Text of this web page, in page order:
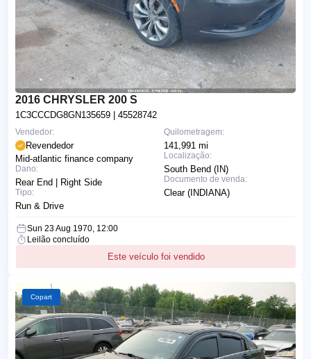
2016 CHRYSLER 200 S
1C3CCCDG8GN135659 | 45528742
Quilometragem:
141,991 mi
Localização:
South Bend (IN)
Documento de venda:
Clear (INDIANA)
Vendedor:
Revendedor
Mid-atlantic finance company
Dano:
Rear End | Right Side
Tipo:
Run & Drive
Sun 23 Aug 1970, 12:00
Leilão concluído
Este veículo foi vendido
Copart